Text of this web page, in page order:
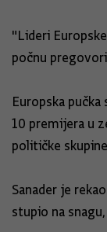
"Lideri
počnu
Europska
10 premijera u
političke
Sanader je
stupio na